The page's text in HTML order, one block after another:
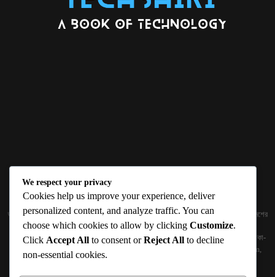
ABOUT US
জ্ঞান বিজ্ঞানের উৎকর্ষ আমাদের প্রভাবিত করে। আলোকিত করে। সেই আলো কে ধারণ কর দেশ ও বিদেশের
তথ্যপ্রযুক্তির অতিসাম্প্রতিক খবরাখবর পাঠকের হাতের মুঠোয় দিতে চায় টেকসিঁড়ি ডট কম।
প্রকাশক ও নির্বাহী সম্পাদকঃ সামিউল হক সুমন ১৮৮/১ (২য় তলা), ইনার সার্কুলার রোড, আরামবাগ, ঢাকা-
১০০০ মোবাইলঃ 01511759094, 01511759095 ইমেইলঃ
techshiribd@gmail.com,
info@techshiri.com
We respect your privacy
Cookies help us improve your experience, deliver
personalized content, and analyze traffic. You can
choose which cookies to allow by clicking Customize.
Click Accept All to consent orReject All to decline
non-essential cookies.